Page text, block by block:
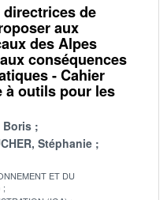
de
aux
des Alpes
conséquences
- Cahier
à outils pour les
Boris
Stéphanie
ET DU